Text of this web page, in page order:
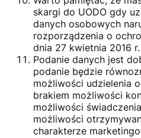
skargi do UODO gdy
danych osobowych
rozporządzenia o
dnia 27 kwietnia 2016 r.
Podanie danych jest
podanie będzie
możliwości udzielenia
brakiem możliwości
możliwości
możliwości
charakterze